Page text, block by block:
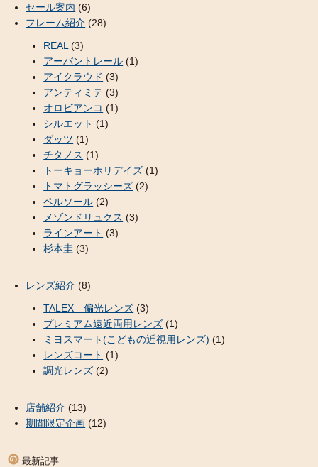
セール案内 (6)
フレーム紹介 (28)
REAL (3)
アーバントレール (1)
アイクラウド (3)
アンティミテ (3)
オロビアンコ (1)
シルエット (1)
ダッツ (1)
チタノス (1)
トーキョーホリデイズ (1)
トマトグラッシーズ (2)
ペルソール (2)
メゾンドリュクス (3)
ラインアート (3)
杉本圭 (3)
レンズ紹介 (8)
TALEX 偏光レンズ (3)
プレミアム遠近両用レンズ (1)
ミヨスマート(こどもの近視用レンズ) (1)
レンズコート (1)
調光レンズ (2)
店舗紹介 (13)
期間限定企画 (12)
最新記事